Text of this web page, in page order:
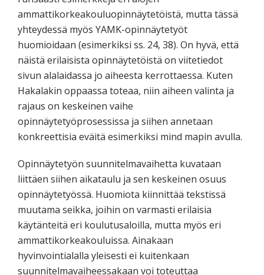
ammattikorkeakouluopinnäytetöistä, mutta tässä
yhteydessä myös YAMK-opinnäytetyöt
huomioidaan (esimerkiksi ss. 24, 38). On hyvä, että
näistä erilaisista opinnäytetöistä on viitetiedot
sivun alalaidassa jo aiheesta kerrottaessa. Kuten
Hakalakin oppaassa toteaa, niin aiheen valinta ja
rajaus on keskeinen vaihe
opinnäytetyöprosessissa ja siihen annetaan
konkreettisia eväitä esimerkiksi mind mapin avulla.
Opinnäytetyön suunnitelmavaihetta kuvataan
liittäen siihen aikataulu ja sen keskeinen osuus
opinnäytetyössä. Huomiota kiinnittää tekstissä
muutama seikka, joihin on varmasti erilaisia
käytänteitä eri koulutusaloilla, mutta myös eri
ammattikorkeakouluissa. Ainakaan
hyvinvointialalla yleisesti ei kuitenkaan
suunnitelmavaiheessakaan voi toteuttaa